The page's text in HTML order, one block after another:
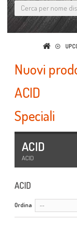
Nuovi
ACID
Speciali
ACID
ACID
ACID
Ordina --